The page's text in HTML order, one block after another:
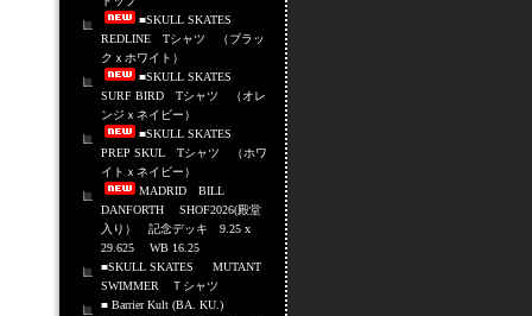
■SKULL SKATES
REDLINE Tシャツ （ブラッ
クｘホワイト）
■SKULL SKATES
SURF BIRD Tシャツ （オレ
ンジｘネイビー）
■SKULL SKATES
PREP SKUL Tシャツ （ホワ
イトｘネイビー）
MADRID BILL
DANFORTH SHOF2026(殿堂
入り） 記念デッキ 9.25 x
29.625 WB 16.25
■SKULL SKATES MUTANT
SWIMMER Ｔシャツ
■ Barrier Kult (BA. KU.)